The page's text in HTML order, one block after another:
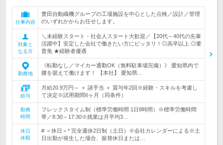
仕事内容
豊田自動織機グループの工場施設を中心とした点検／設計／管理
のいずれかからお任せします。
対象と
なる方
＼未経験スタート・社会人スタート大歓迎／【20代～40代の先輩
活躍中】安定した会社で働きたい方にピッタリ！◎高卒以上 ◎要
普免 ★経験者優遇
勤務地
《転勤なし／マイカー通勤OK（無料駐車場完備）》 愛知県内で
腰を据えて働けます！ 【本社】 愛知県…
給与
月給20.9万円～ ＋ 諸手当 ＋ 賞与年2回※経験・スキルを考慮し
て決定※試用期間6ヶ月（同条件）
勤務
時間
フレックスタイム制（標準労働時間 1日8時間）※標準労働時間
帯／8:30～17:30※残業は月平均3…
休日
休暇
# ＜休日＞* 完全週休2日制（土日）※会社カレンダーによる※土
日出勤が発生した場合、振替休日または…